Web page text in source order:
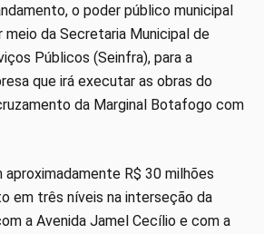
o poder público municipal
meio da Secretaria Municipal de
Públicos (Seinfra), para a
que irá executar as obras do
da Marginal Botafogo com
R$ 30 milhões
em três níveis na interseção da
a Avenida Jamel Cecílio e com a